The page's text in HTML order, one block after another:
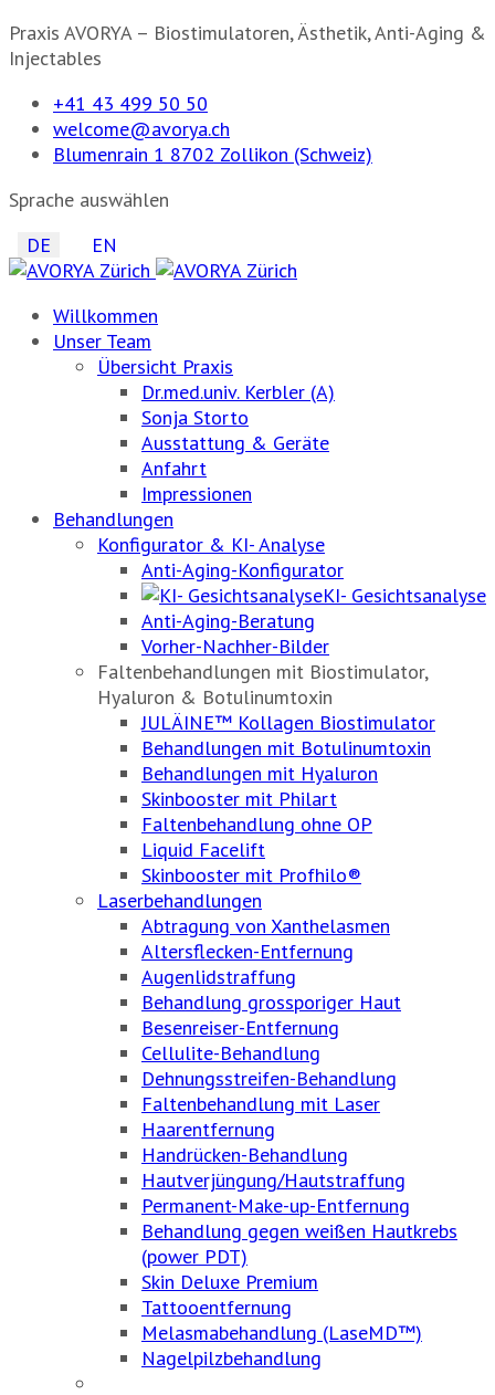
Praxis AVORYA – Biostimulatoren, Ästhetik, Anti-Aging &
Injectables
+41 43 499 50 50
welcome@avorya.ch
Blumenrain 1 8702 Zollikon (Schweiz)
Sprache auswählen
DE
EN
Willkommen
Unser Team
Übersicht Praxis
Dr.med.univ. Kerbler (A)
Sonja Storto
Ausstattung & Geräte
Anfahrt
Impressionen
Behandlungen
Konfigurator & KI- Analyse
Anti-Aging-Konfigurator
KI- Gesichtsanalyse
Anti-Aging-Beratung
Vorher-Nachher-Bilder
Faltenbehandlungen mit Biostimulator,
Hyaluron & Botulinumtoxin
JULÄINE™ Kollagen Biostimulator
Behandlungen mit Botulinumtoxin
Behandlungen mit Hyaluron
Skinbooster mit Philart
Faltenbehandlung ohne OP
Liquid Facelift
Skinbooster mit Profhilo®
Laserbehandlungen
Abtragung von Xanthelasmen
Altersflecken-Entfernung
Augenlidstraffung
Behandlung grossporiger Haut
Besenreiser-Entfernung
Cellulite-Behandlung
Dehnungsstreifen-Behandlung
Faltenbehandlung mit Laser
Haarentfernung
Handrücken-Behandlung
Hautverjüngung/Hautstraffung
Permanent-Make-up-Entfernung
Behandlung gegen weißen Hautkrebs
(power PDT)
Skin Deluxe Premium
Tattooentfernung
Melasmabehandlung (LaseMD™)
Nagelpilzbehandlung